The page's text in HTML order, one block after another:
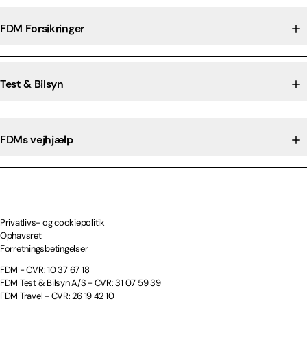
FDM Forsikringer
Test & Bilsyn
FDMs vejhjælp
Privatlivs- og cookiepolitik
Ophavsret
Forretningsbetingelser
FDM - CVR: 10 37 67 18
FDM Test & Bilsyn A/S - CVR: 31 07 59 39
FDM Travel - CVR: 26 19 42 10